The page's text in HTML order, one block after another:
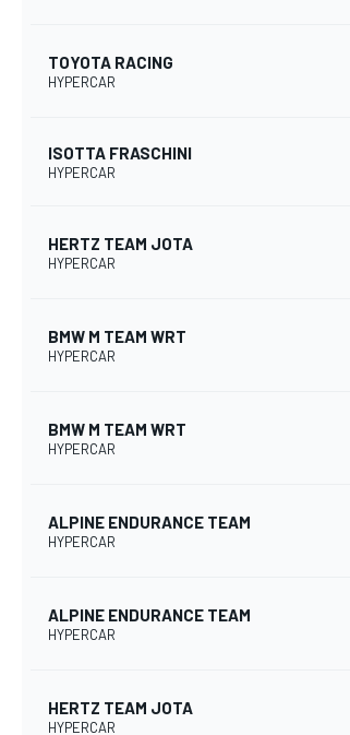
WEC
TOYOTA RACING
HYPERCAR
ISOTTA FRASCHINI
HYPERCAR
HERTZ TEAM JOTA
HYPERCAR
BMW M TEAM WRT
HYPERCAR
BMW M TEAM WRT
HYPERCAR
ALPINE ENDURANCE TEAM
HYPERCAR
ALPINE ENDURANCE TEAM
HYPERCAR
HERTZ TEAM JOTA
HYPERCAR